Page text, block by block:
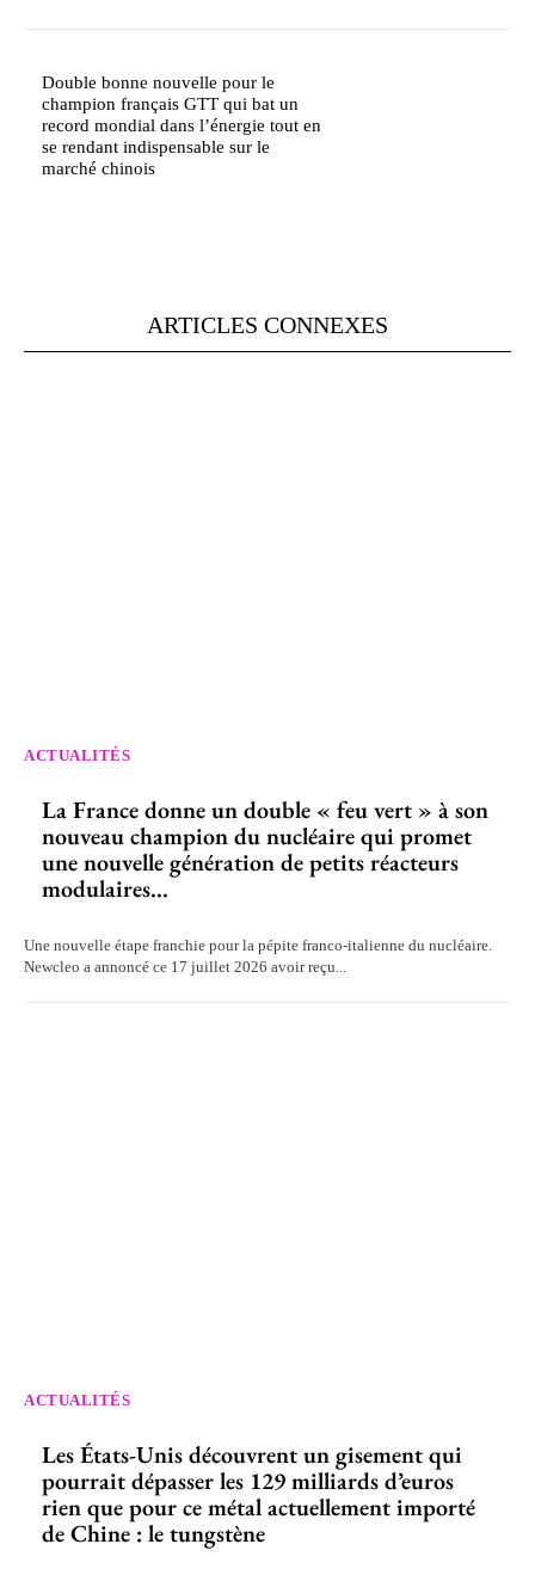
Double bonne nouvelle pour le
champion français GTT qui bat un
record mondial dans l’énergie tout en
se rendant indispensable sur le
marché chinois
ARTICLES CONNEXES
ACTUALITÉS
La France donne un double « feu vert » à son
nouveau champion du nucléaire qui promet
une nouvelle génération de petits réacteurs
modulaires...
Une nouvelle étape franchie pour la pépite franco-italienne du nucléaire.
Newcleo a annoncé ce 17 juillet 2026 avoir reçu...
ACTUALITÉS
Les États-Unis découvrent un gisement qui
pourrait dépasser les 129 milliards d’euros
rien que pour ce métal actuellement importé
de Chine : le tungstène